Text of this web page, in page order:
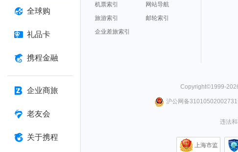
全球购
礼品卡
携程金融
企业商旅
老友会
关于携程
机票索引
网站导航
旅游索引
邮轮索引
企业差旅索引
Copyright©1999-
沪公网备
违法
上海市监